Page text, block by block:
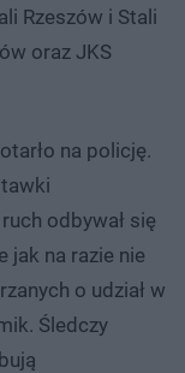
Rzeszów i Stali
oraz JKS
na policję.
odbywał się
jak na razie nie
o udział w
Śledczy